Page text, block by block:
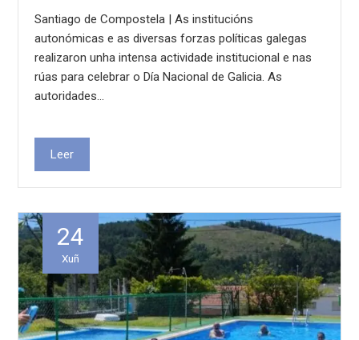
Santiago de Compostela | As institucións
autonómicas e as diversas forzas políticas galegas
realizaron unha intensa actividade institucional e nas
rúas para celebrar o Día Nacional de Galicia. As
autoridades…
Leer
24
Xuñ